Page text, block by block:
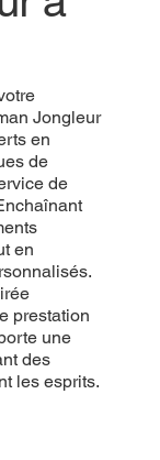
Jongleur
en
de
de
en
prestation
une
des
les esprits.